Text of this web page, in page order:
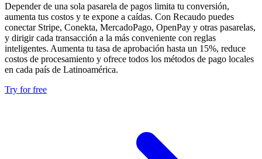
Depender de una sola pasarela de pagos limita tu conversión,
aumenta tus costos y te expone a caídas. Con Recaudo puedes
conectar Stripe, Conekta, MercadoPago, OpenPay y otras pasarelas,
y dirigir cada transacción a la más conveniente con reglas
inteligentes. Aumenta tu tasa de aprobación hasta un 15%, reduce
costos de procesamiento y ofrece todos los métodos de pago locales
en cada país de Latinoamérica.
Try for free